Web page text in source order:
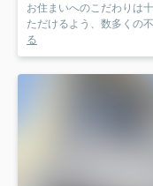
お住まいへのこだわりは
ただけるよう、数多くの
る